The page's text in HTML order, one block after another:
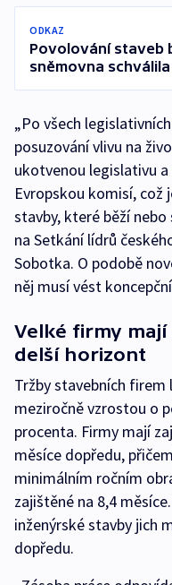
ODKAZ
Povolování staveb
sněmovna
„Po všech
posuzování vlivu na
ukotvenou legislativu
Evropskou komisí, což
stavby, které běží
na Setkání lídrů
Sobotka. O podobě
něj musí vést
Velké firmy mají
delší horizont
Tržby stavebních
meziročně vzrostou o
procenta. Firmy mají
měsíce dopředu,
minimálním ročním
zajištěné na 8,4
inženýrské stavby jich
dopředu.